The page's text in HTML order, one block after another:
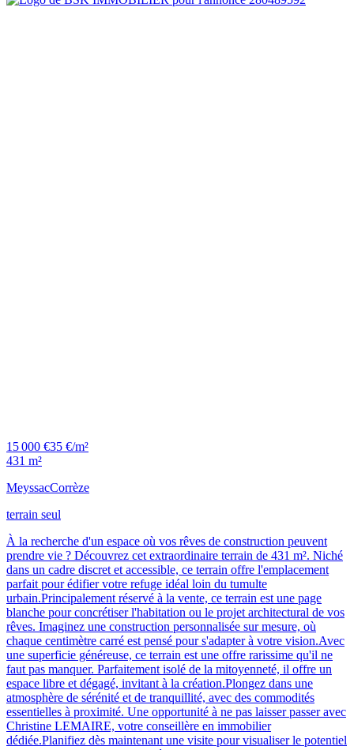
15 000 €35 €/m²
431 m²
MeyssacCorrèze
terrain seul
À la recherche d'un espace où vos rêves de construction peuvent
prendre vie ? Découvrez cet extraordinaire terrain de 431 m². Niché
dans un cadre discret et accessible, ce terrain offre l'emplacement
parfait pour édifier votre refuge idéal loin du tumulte
urbain.Principalement réservé à la vente, ce terrain est une page
blanche pour concrétiser l'habitation ou le projet architectural de vos
rêves. Imaginez une construction personnalisée sur mesure, où
chaque centimètre carré est pensé pour s'adapter à votre vision.Avec
une superficie généreuse, ce terrain est une offre rarissime qu'il ne
faut pas manquer. Parfaitement isolé de la mitoyenneté, il offre un
espace libre et dégagé, invitant à la création.Plongez dans une
atmosphère de sérénité et de tranquillité, avec des commodités
essentielles à proximité. Une opportunité à ne pas laisser passer avec
Christine LEMAIRE, votre conseillère en immobilier
dédiée.Planifiez dès maintenant une visite pour visualiser le potentiel